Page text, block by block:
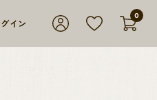
イン
0